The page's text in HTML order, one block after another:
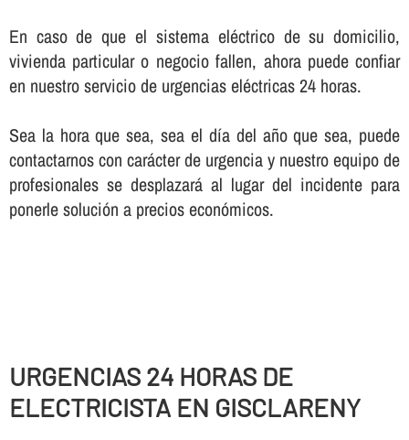
En caso de que el sistema eléctrico de su domicilio,
vivienda particular o negocio fallen, ahora puede confiar
en nuestro servicio de urgencias eléctricas 24 horas.
Sea la hora que sea, sea el dí­a del año que sea, puede
contactarnos con carácter de urgencia y nuestro equipo de
profesionales se desplazará al lugar del incidente para
ponerle solución a precios económicos.
URGENCIAS 24 HORAS DE
ELECTRICISTA EN GISCLARENY